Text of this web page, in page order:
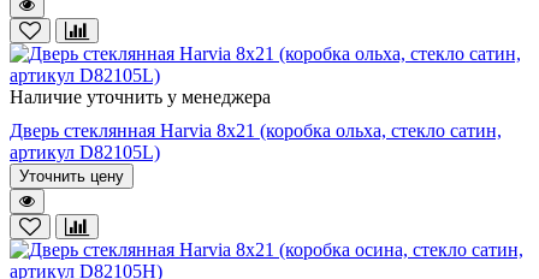
Наличие уточнить у менеджера
Дверь стеклянная Harvia 8х21 (коробка ольха, стекло сатин,
артикул D82105L)
Уточнить цену